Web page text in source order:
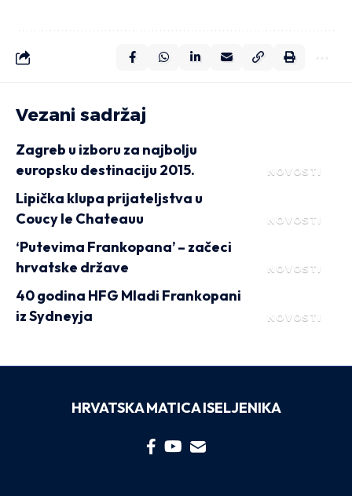
Vezani sadržaj
NOVOSTI
Zagreb u izboru za najbolju
europsku destinaciju 2015.
NOVOSTI
Lipička klupa prijateljstva u
Coucy le Chateauu
NOVOSTI
‘Putevima Frankopana’ – začeci
hrvatske države
NOVOSTI
40 godina HFG Mladi Frankopani
iz Sydneyja
HRVATSKA MATICA ISELJENIKA